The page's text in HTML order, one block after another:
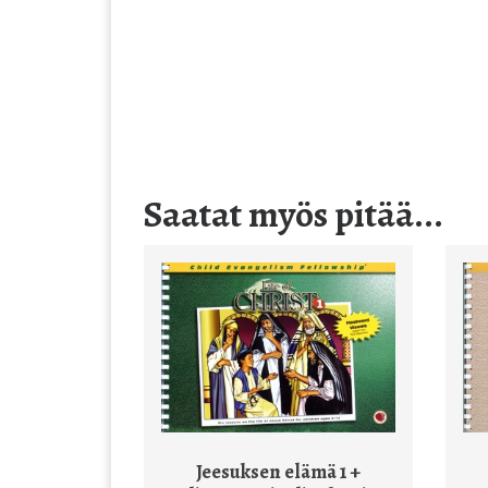
Saatat myös pitää...
Jeesuksen elämä 1 +